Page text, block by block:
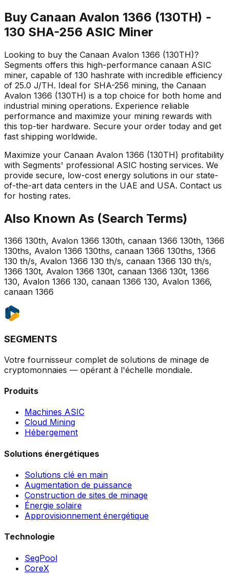
Buy Canaan Avalon 1366 (130TH) -
130 SHA-256 ASIC Miner
Looking to buy the Canaan Avalon 1366 (130TH)?
Segments offers this high-performance canaan ASIC
miner, capable of 130 hashrate with incredible efficiency
of 25.0 J/TH. Ideal for SHA-256 mining, the Canaan
Avalon 1366 (130TH) is a top choice for both home and
industrial mining operations. Experience reliable
performance and maximize your mining rewards with
this top-tier hardware. Secure your order today and get
fast shipping worldwide.
Maximize your Canaan Avalon 1366 (130TH) profitability
with Segments' professional ASIC hosting services. We
provide secure, low-cost energy solutions in our state-
of-the-art data centers in the UAE and USA. Contact us
for hosting rates.
Also Known As (Search Terms)
1366 130th, Avalon 1366 130th, canaan 1366 130th, 1366
130ths, Avalon 1366 130ths, canaan 1366 130ths, 1366
130 th/s, Avalon 1366 130 th/s, canaan 1366 130 th/s,
1366 130t, Avalon 1366 130t, canaan 1366 130t, 1366
130, Avalon 1366 130, canaan 1366 130, Avalon 1366,
canaan 1366
SEGMENTS
Votre fournisseur complet de solutions de minage de
cryptomonnaies — opérant à l'échelle mondiale.
Produits
Machines ASIC
Cloud Mining
Hébergement
Solutions énergétiques
Solutions clé en main
Augmentation de puissance
Construction de sites de minage
Énergie solaire
Approvisionnement énergétique
Technologie
SegPool
CoreX